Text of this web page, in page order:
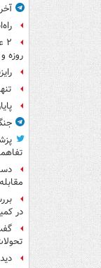
روزه و ۴۰ روزه اعدام شدند
تفاهم‎نامه پایبند بماند
در